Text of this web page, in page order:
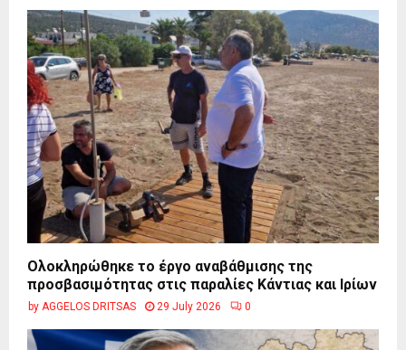
Ολοκληρώθηκε το έργο αναβάθμισης της
προσβασιμότητας στις παραλίες Κάντιας και Ιρίων
by AGGELOS DRITSAS 29 July 2026 0